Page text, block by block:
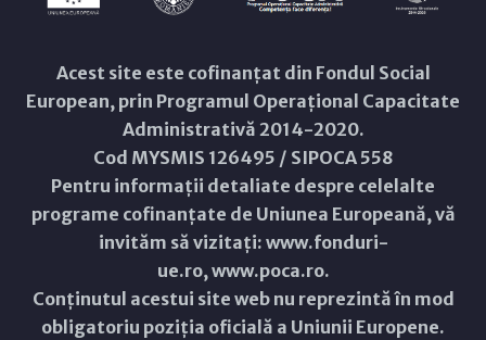
Acest site este cofinanțat din Fondul Social
European, prin Programul Operațional Capacitate
Administrativă 2014-2020.
Cod MYSMIS 126495 / SIPOCA 558
Pentru informații detaliate despre celelalte
programe cofinanțate de Uniunea Europeană, vă
invităm să vizitați: www.fonduri-
ue.ro,www.poca.ro.
Conținutul acestui site web nu reprezintă în mod
obligatoriu poziția oficială a Uniunii Europene.